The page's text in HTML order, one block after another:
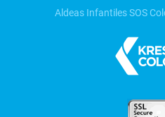
Aldeas Infantiles SOS